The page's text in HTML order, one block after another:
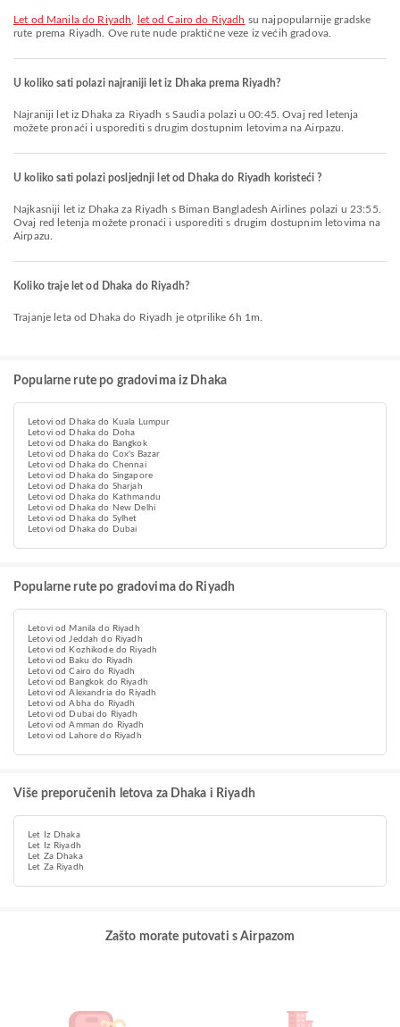
let od Manila do Riyadh let od Cairo do Riyadh su najpopularnije gradske
rute prema Riyadh. Ove rute nude praktične veze iz većih gradova.
U koliko sati polazi najraniji let iz Dhaka prema Riyadh?
Najraniji let iz Dhaka za Riyadh s Saudia polazi u 00:45. Ovaj red letenja
možete pronaći i usporediti s drugim dostupnim letovima na Airpazu.
U koliko sati polazi posljednji let od Dhaka do Riyadh koristeći ?
Najkasniji let iz Dhaka za Riyadh s Biman Bangladesh Airlines polazi u 23:55.
Ovaj red letenja možete pronaći i usporediti s drugim dostupnim letovima na
Airpazu.
Koliko traje let od Dhaka do Riyadh?
Trajanje leta od Dhaka do Riyadh je otprilike 6h 1m.
Popularne rute po gradovima iz Dhaka
Letovi od Dhaka do Kuala Lumpur
Letovi od Dhaka do Doha
Letovi od Dhaka do Bangkok
Letovi od Dhaka do Cox's Bazar
Letovi od Dhaka do Chennai
Letovi od Dhaka do Singapore
Letovi od Dhaka do Sharjah
Letovi od Dhaka do Kathmandu
Letovi od Dhaka do New Delhi
Letovi od Dhaka do Sylhet
Letovi od Dhaka do Dubai
Popularne rute po gradovima do Riyadh
Letovi od Manila do Riyadh
Letovi od Jeddah do Riyadh
Letovi od Kozhikode do Riyadh
Letovi od Baku do Riyadh
Letovi od Cairo do Riyadh
Letovi od Bangkok do Riyadh
Letovi od Alexandria do Riyadh
Letovi od Abha do Riyadh
Letovi od Dubai do Riyadh
Letovi od Amman do Riyadh
Letovi od Lahore do Riyadh
Više preporučenih letova za Dhaka i Riyadh
Let Iz Dhaka
Let Iz Riyadh
Let Za Dhaka
Let Za Riyadh
Zašto morate putovati s Airpazom